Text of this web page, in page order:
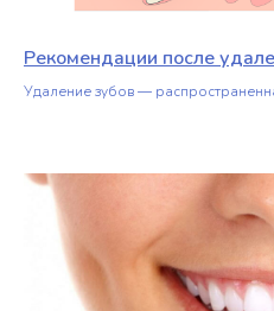
Рекомендации после
Удаление зубов —